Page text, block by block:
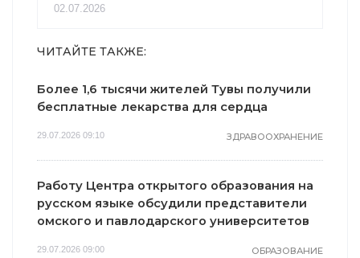
02.07.2026
ЧИТАЙТЕ ТАКЖЕ:
Более 1,6 тысячи жителей Тувы получили
бесплатные лекарства для сердца
29.07.2026 09:10 ЗДРАВООХРАНЕНИЕ
Работу Центра открытого образования на
русском языке обсудили представители
омского и павлодарского университетов
29.07.2026 09:00 ОБРАЗОВАНИЕ